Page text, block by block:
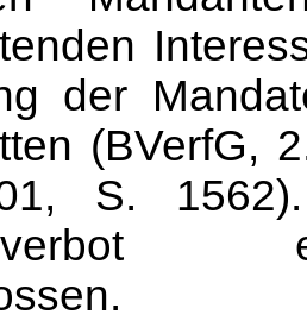
der
(BVerfG,
S.